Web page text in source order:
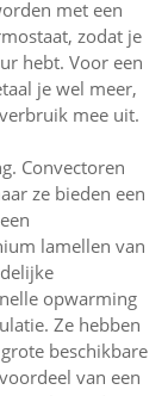
met een
zodat je
hebt. Voor een
je wel meer,
mee uit.
Convectoren
ze bieden een
lamellen van
opwarming
Ze hebben
beschikbare
van een